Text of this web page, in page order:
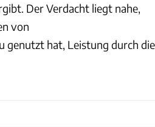
Der Verdacht liegt nahe,
von
genutzt hat, Leistung durch die